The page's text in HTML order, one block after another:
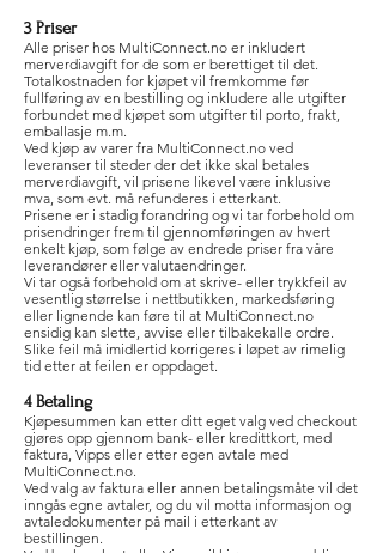
3 Priser
Alle priser hos MultiConnect.no er inkludert
merverdiavgift for de som er berettiget til det.
Totalkostnaden for kjøpet vil fremkomme før
fullføring av en bestilling og inkludere alle utgifter
forbundet med kjøpet som utgifter til porto, frakt,
emballasje m.m.
Ved kjøp av varer fra MultiConnect.no ved
leveranser til steder der det ikke skal betales
merverdiavgift, vil prisene likevel være inklusive
mva, som evt. må refunderes i etterkant.
Prisene er i stadig forandring og vi tar forbehold om
prisendringer frem til gjennomføringen av hvert
enkelt kjøp, som følge av endrede priser fra våre
leverandører eller valutaendringer.
Vi tar også forbehold om at skrive- eller trykkfeil av
vesentlig størrelse i nettbutikken, markedsføring
eller lignende kan føre til at MultiConnect.no
ensidig kan slette, avvise eller tilbakekalle ordre.
Slike feil må imidlertid korrigeres i løpet av rimelig
tid etter at feilen er oppdaget.
4 Betaling
Kjøpesummen kan etter ditt eget valg ved checkout
gjøres opp gjennom bank- eller kredittkort, med
faktura, Vipps eller etter egen avtale med
MultiConnect.no.
Ved valg av faktura eller annen betalingsmåte vil det
inngås egne avtaler, og du vil motta informasjon og
avtaledokumenter på mail i etterkant av
bestillingen.